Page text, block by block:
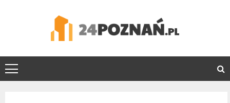
24Poznań.pl